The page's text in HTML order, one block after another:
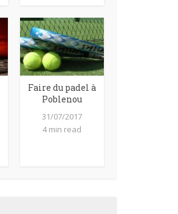
Faire du padel à
Poblenou
31/07/2017
4 min read